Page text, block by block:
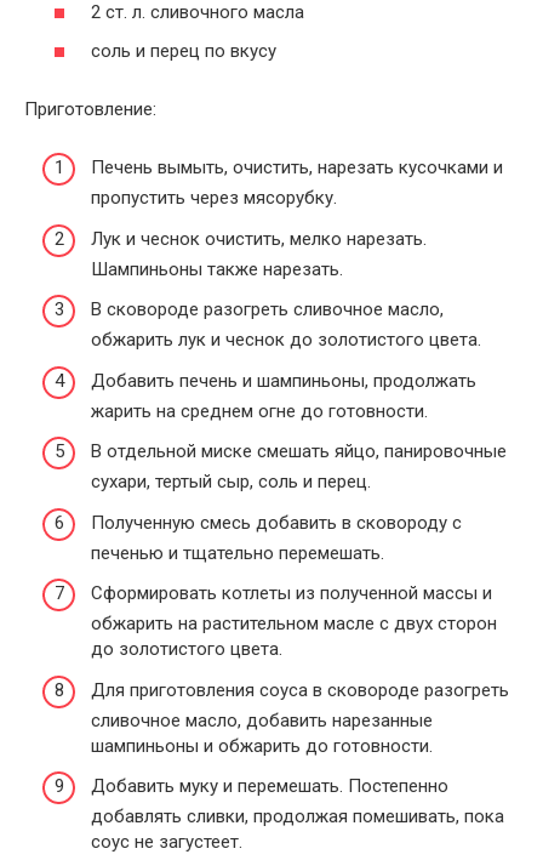
2 ст. л. сливочного масла
соль и перец по вкусу
Приготовление:
Печень вымыть, очистить, нарезать кусочками и
пропустить через мясорубку.
Лук и чеснок очистить, мелко нарезать.
Шампиньоны также нарезать.
В сковороде разогреть сливочное масло,
обжарить лук и чеснок до золотистого цвета.
Добавить печень и шампиньоны, продолжать
жарить на среднем огне до готовности.
В отдельной миске смешать яйцо, панировочные
сухари, тертый сыр, соль и перец.
Полученную смесь добавить в сковороду с
печенью и тщательно перемешать.
Сформировать котлеты из полученной массы и
обжарить на растительном масле с двух сторон
до золотистого цвета.
Для приготовления соуса в сковороде разогреть
сливочное масло, добавить нарезанные
шампиньоны и обжарить до готовности.
Добавить муку и перемешать. Постепенно
добавлять сливки, продолжая помешивать, пока
соус не загустеет.